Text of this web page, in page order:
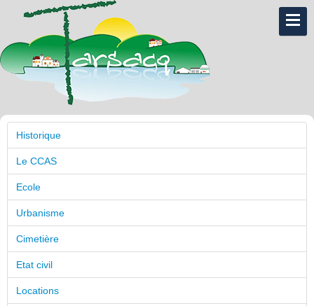
Historique
Le CCAS
Ecole
Urbanisme
Cimetière
Etat civil
Locations